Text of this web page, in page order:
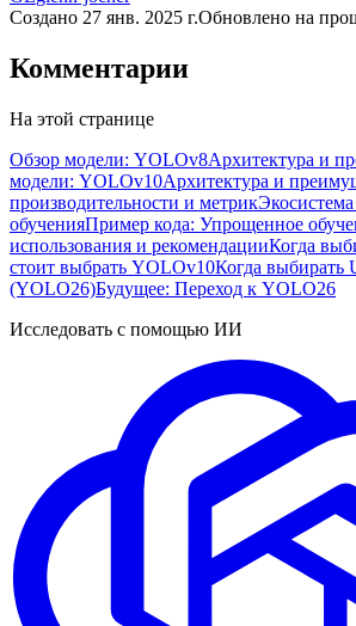
Создано 27 янв. 2025 г.Обновлено на
Комментарии
На этой странице
Обзор модели: YOLOv8Архитектура и
модели: YOLOv10Архитектура и
производительности и метрик
обученияПример кода: Упрощенное
использования и рекомендацииКогда
стоит выбрать YOLOv10Когда выбирать
(YOLO26)Будущее: Переход к YOLO26
Исследовать с помощью ИИ